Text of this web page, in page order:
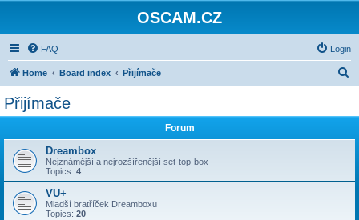
OSCAM.CZ
FAQ Login
Home Board index Přijímače
Přijímače
Forum
Dreambox
Nejznámější a nejrozšířenější set-top-box
Topics: 4
VU+
Mladší bratříček Dreamboxu
Topics: 20